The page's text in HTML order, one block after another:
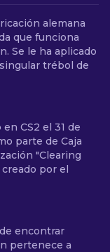
alemana
que funciona
Se le ha aplicado
trébol de
CS2 el 31 de
parte de Caja
"Clearing
por el
encontrar
pertenece a